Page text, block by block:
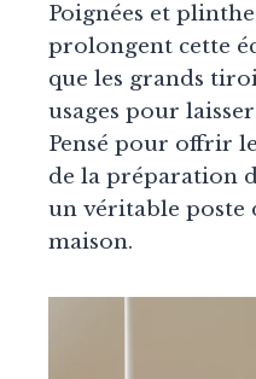
Poignées et
prolongent cette
que les grands
usages pour
Pensé pour offrir
de la préparation
un véritable poste
maison.